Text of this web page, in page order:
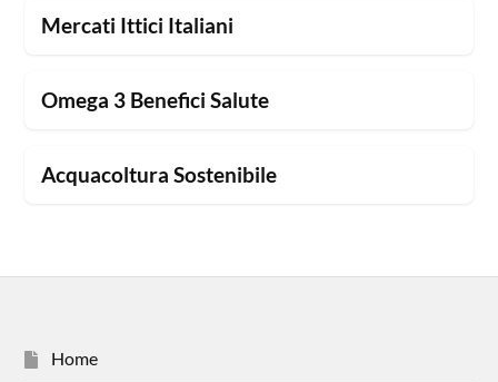
Mercati Ittici Italiani
Omega 3 Benefici Salute
Acquacoltura Sostenibile
Home